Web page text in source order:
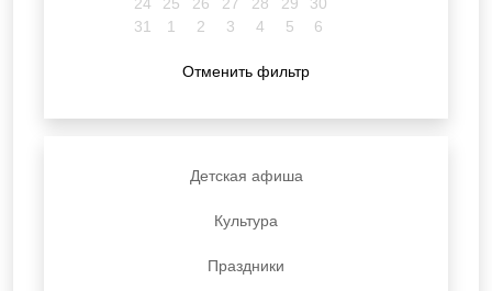
31
1 2 3 4 5 6
Отменить фильтр
Детская афиша
Культура
Праздники